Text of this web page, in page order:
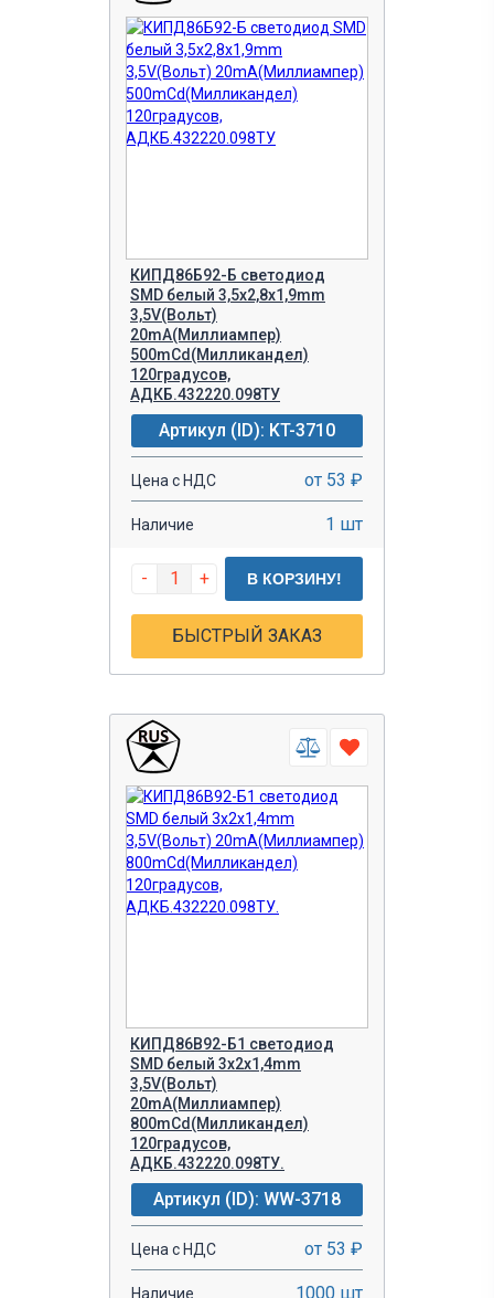
КИПД86Б92-Б светодиод
SMD белый 3,5х2,8х1,9mm
3,5V(Вольт)
20mA(Миллиампер)
500mCd(Милликандел)
120градусов,
АДКБ.432220.098ТУ
Артикул (ID): KT-3710
Цена с НДС от 53 ₽
Наличие 1 шт
- + В КОРЗИНУ!
БЫСТРЫЙ ЗАКАЗ
КИПД86В92-Б1 светодиод
SMD белый 3х2х1,4mm
3,5V(Вольт)
20mA(Миллиампер)
800mCd(Милликандел)
120градусов,
АДКБ.432220.098ТУ.
Артикул (ID): WW-3718
Цена с НДС от 53 ₽
Наличие 1000 шт